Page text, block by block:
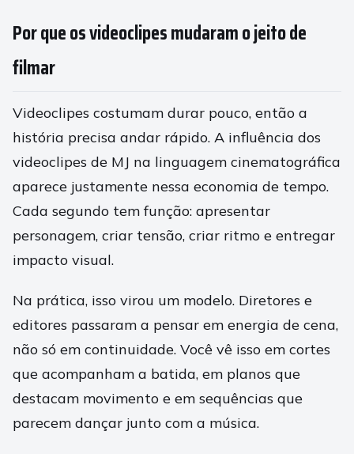
Por que os videoclipes mudaram o jeito de
filmar
Videoclipes costumam durar pouco, então a
história precisa andar rápido. A influência dos
videoclipes de MJ na linguagem cinematográfica
aparece justamente nessa economia de tempo.
Cada segundo tem função: apresentar
personagem, criar tensão, criar ritmo e entregar
impacto visual.
Na prática, isso virou um modelo. Diretores e
editores passaram a pensar em energia de cena,
não só em continuidade. Você vê isso em cortes
que acompanham a batida, em planos que
destacam movimento e em sequências que
parecem dançar junto com a música.